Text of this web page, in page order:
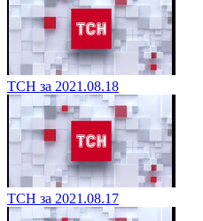
ТСН за 2021.08.18
ТСН за 2021.08.17